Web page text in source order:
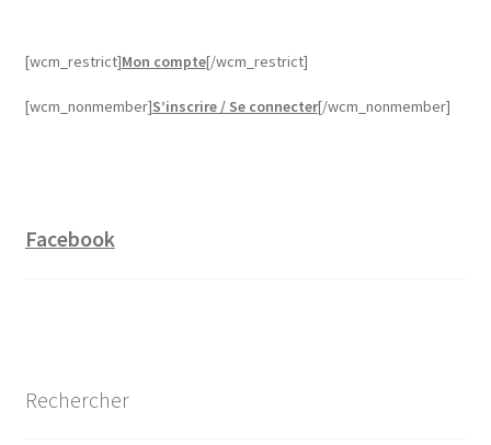
[wcm_restrict]Mon compte[/wcm_restrict]
[wcm_nonmember]S’inscrire / Se connecter[/wcm_nonmember]
Facebook
Rechercher